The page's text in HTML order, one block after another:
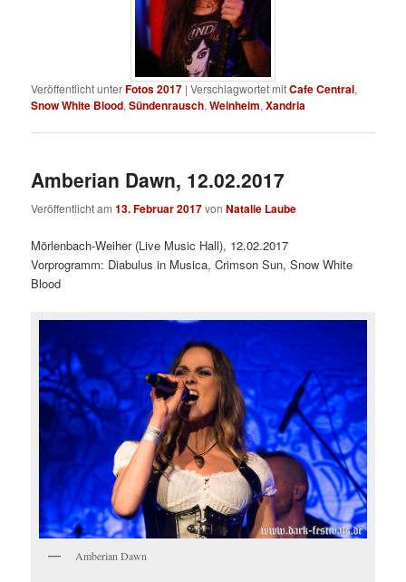
Veröffentlicht unterFotos 2017 |Verschlagwortet mitCafe Central,
Snow White Blood,Sündenrausch,Weinheim,Xandria
Amberian Dawn, 12.02.2017
Veröffentlicht am13. Februar 2017vonNatalie Laube
Mörlenbach-Weiher (Live Music Hall), 12.02.2017
Vorprogramm: Diabulus in Musica, Crimson Sun, Snow White
Blood
Amberian Dawn